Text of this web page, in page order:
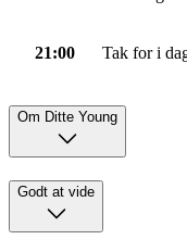
21:00 Tak for i
Om Ditte Young
Godt at vide